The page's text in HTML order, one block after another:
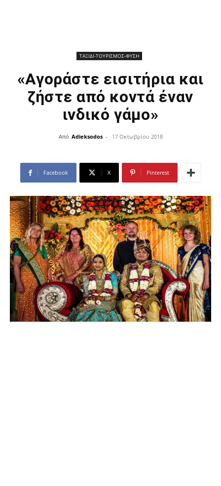
ΤΑΞΙΔΙ-ΤΟΥΡΙΣΜΟΣ-ΦΥΣΗ
«Αγοράστε εισιτήρια και
ζήστε από κοντά έναν
ινδικό γάμο»
Από Adieksodos - 17 Οκτωβρίου 2018
Facebook X Pinterest